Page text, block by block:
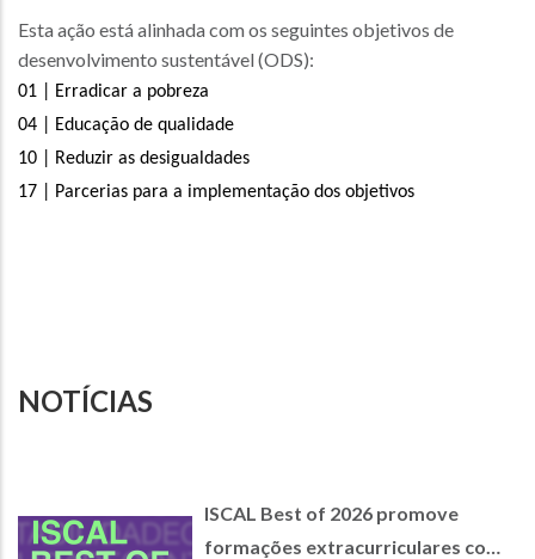
Esta ação está alinhada com os seguintes objetivos de
desenvolvimento sustentável (ODS):
01 |
Erradicar a pobreza
04 |
Educação de qualidade
10 |
Reduzir as desigualdades
17 |
Parcerias para a implementação dos objetivos
NOTÍCIAS
ISCAL Best of 2026 promove
formações extracurriculares com